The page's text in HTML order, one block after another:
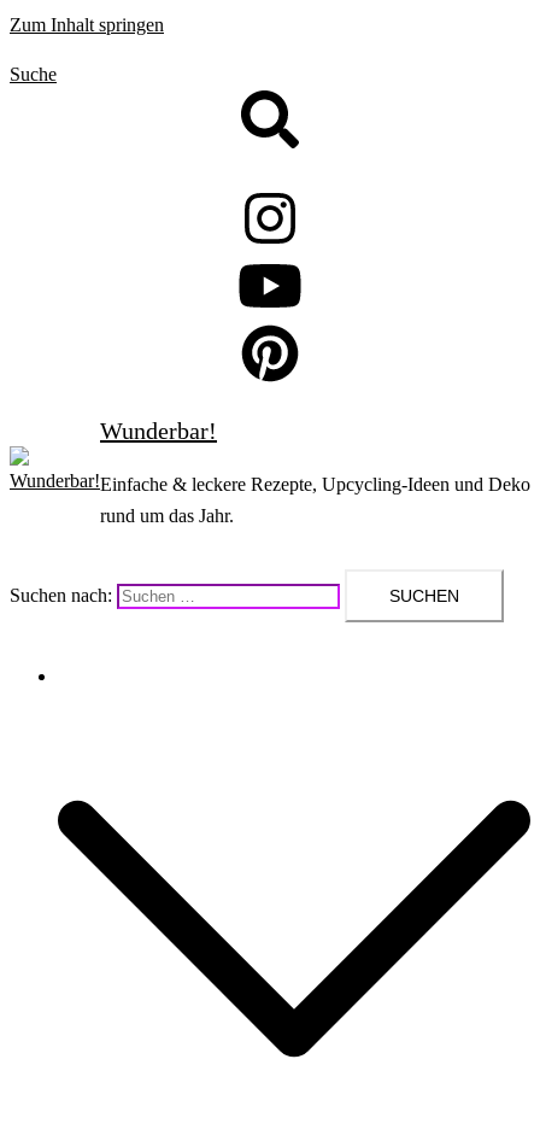
Zum Inhalt springen
Suche
Wunderbar!
Einfache & leckere Rezepte, Upcycling-Ideen und Deko
rund um das Jahr.
Suchen nach: